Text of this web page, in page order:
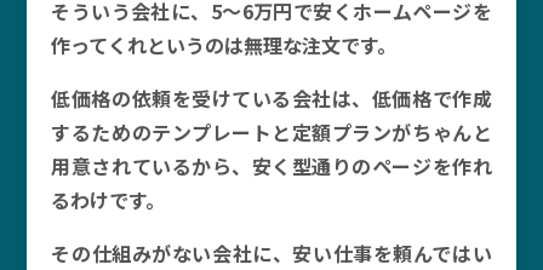
そういう会社に、5～6万円で安くホームページを
作ってくれというのは無理な注文です。
低価格の依頼を受けている会社は、低価格で作成
するためのテンプレートと定額プランがちゃんと
用意されているから、安く型通りのページを作れ
るわけです。
その仕組みがない会社に、安い仕事を頼んではい